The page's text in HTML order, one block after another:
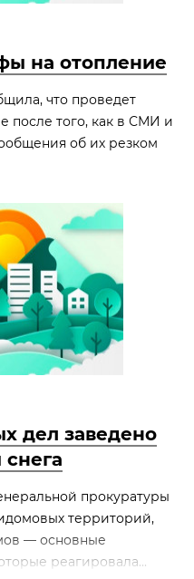
на отопление
что проведет
после того, как в СМИ и
об их резком
дел заведено
прокуратуры
территорий,
— основные
реагировала...